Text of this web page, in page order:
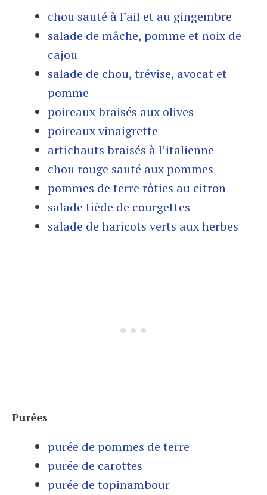
chou sauté à l’ail et au gingembre
salade de mâche, pomme et noix de
cajou
salade de chou, trévise, avocat et
pomme
poireaux braisés aux olives
poireaux vinaigrette
artichauts braisés à l’italienne
chou rouge sauté aux pommes
pommes de terre rôties au citron
salade tiède de courgettes
salade de haricots verts aux herbes
Purées
purée de pommes de terre
purée de carottes
purée de topinambour